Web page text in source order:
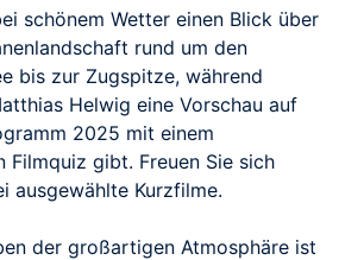
schönem Wetter einen Blick über
rund um den
bis zur Zugspitze, während
Helwig eine Vorschau auf
2025 mit einem
Filmquiz gibt. Freuen Sie sich
ausgewählte Kurzfilme.
der großartigen Atmosphäre ist